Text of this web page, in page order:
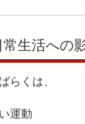
生活への
らくは、
運動